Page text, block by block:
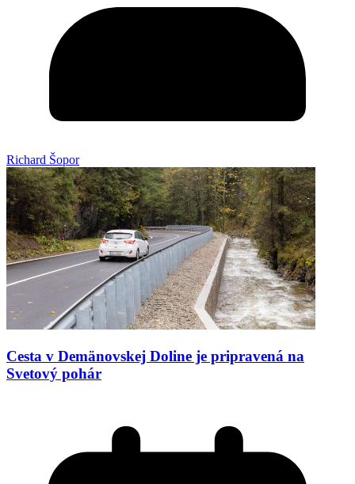
Richard Šopor
Cesta v Demänovskej Doline je pripravená na
Svetový pohár